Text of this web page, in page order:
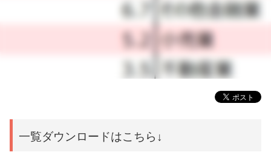
一覧ダウンロードはこちら↓